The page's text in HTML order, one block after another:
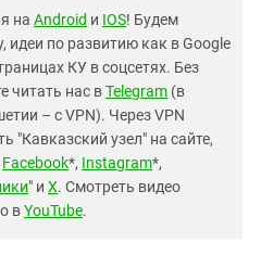
на Android и IOS! Будем
идеи по развитию как в Google
КУ в соцсетях. Без
читать нас вTelegram (в
– с VPN). Через VPN
"Кавказский узел" на сайте,
Facebook*, Instagram*,
" и X. Смотреть видео
вYouTube.